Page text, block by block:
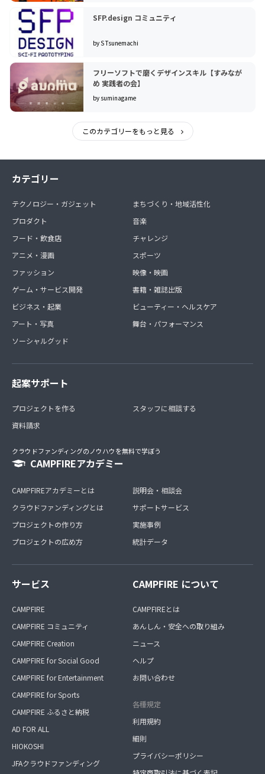
SFP.design コミュニティ
by S Tsunemachi
フリーソフトで磨くデザインスキル【すみなが
め 実践者の会】
by suminagame
このカテゴリーをもっと見る
カテゴリー
テクノロジー・ガジェット
プロダクト
フード・飲食店
アニメ・漫画
ファッション
ゲーム・サービス開発
ビジネス・起業
アート・写真
ソーシャルグッド
まちづくり・地域活性化
音楽
チャレンジ
スポーツ
映像・映画
書籍・雑誌出版
ビューティー・ヘルスケア
舞台・パフォーマンス
起案サポート
プロジェクトを作る
資料請求
スタッフに相談する
クラウドファンディングのノウハウを無料で学ぼう
CAMPFIREアカデミー
CAMPFIREアカデミーとは
クラウドファンディングとは
プロジェクトの作り方
プロジェクトの広め方
説明会・相談会
サポートサービス
実施事例
統計データ
サービス
CAMPFIRE
CAMPFIRE コミュニティ
CAMPFIRE Creation
CAMPFIRE for Social Good
CAMPFIRE for Entertainment
CAMPFIRE for Sports
CAMPFIRE ふるさと納税
AD FOR ALL
HIOKOSHI
JFAクラウドファンディング
CAMPFIRE について
CAMPFIREとは
あんしん・安全への取り組み
ニュース
ヘルプ
お問い合わせ
各種規定
利用規約
細則
プライバシーポリシー